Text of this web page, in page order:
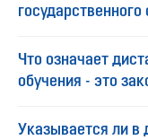
государственного
Что означает
обучения - это
Указывается ли в